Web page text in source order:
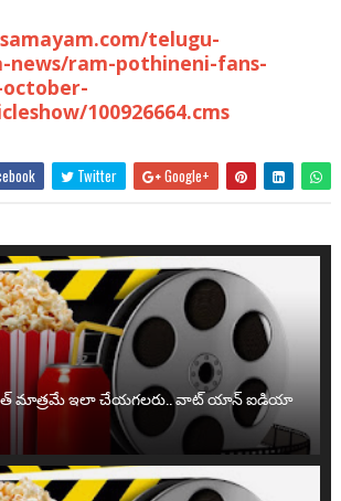
telugu-
news/ram-pothineni-fans-
100926664.cms
Twitter Google+
మాత్రమే ఇలా చేయగలరు.. వాట్ యాన్ ఐడియా